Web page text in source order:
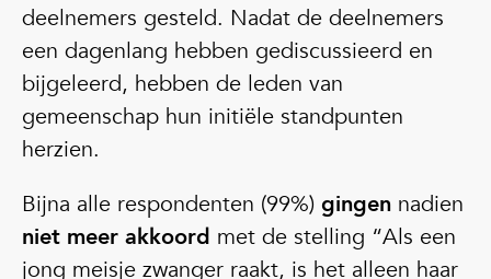
deelnemers gesteld. Nadat de deelnemers
een dagenlang hebben gediscussieerd en
bijgeleerd, hebben de leden van
gemeenschap hun initiële standpunten
herzien.
Bijna alle respondenten (99%) gingen nadien
niet meer akkoord met de stelling “Als een
jong meisje zwanger raakt, is het alleen haar